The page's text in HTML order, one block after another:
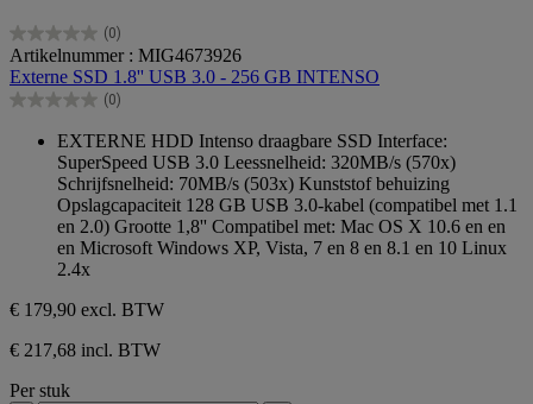
(0)
0.0
van
de
5
Artikelnummer : MIG4673926
Externe SSD 1.8'' USB 3.0 - 256 GB INTENSO
(0)
0.0
sterren.
EXTERNE HDD Intenso draagbare SSD Interface:
SuperSpeed USB 3.0 Leessnelheid: 320MB/s (570x)
Schrijfsnelheid: 70MB/s (503x) Kunststof behuizing
Opslagcapaciteit 128 GB USB 3.0-kabel (compatibel met 1.1
en 2.0) Grootte 1,8'' Compatibel met: Mac OS X 10.6 en en
en Microsoft Windows XP, Vista, 7 en 8 en 8.1 en 10 Linux
2.4x
€ 179,90 excl. BTW
€ 217,68 incl. BTW
Per stuk